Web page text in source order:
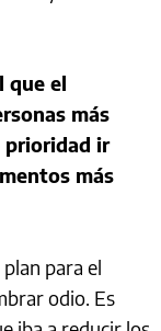
que el
más
prioridad ir
más
para el
odio. Es